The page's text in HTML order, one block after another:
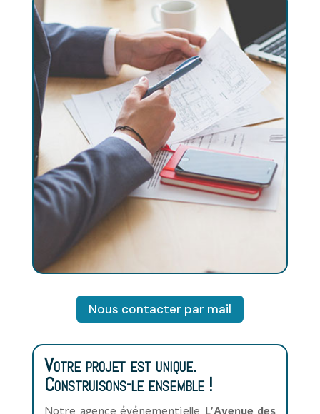
Votre projet est unique.
Construisons-le ensemble !
Notre agence événementielle L’Avenue
des Artisteset ses partenaires mettent à
votre service leur professionnalisme et
leurs nombreuses années d’expérience,
pour que votre événement soit un succès
et réponde pleinement à vos attentes.
Nous vous faisons bénéficier de notre
savoir-faire, mais nous restons totalement
à l’écoute de vos besoins, exigences et
contraintes.
Chaque événement est unique.
Nous contacter par mail
Votre projet est unique.
Construisons-le ensemble !